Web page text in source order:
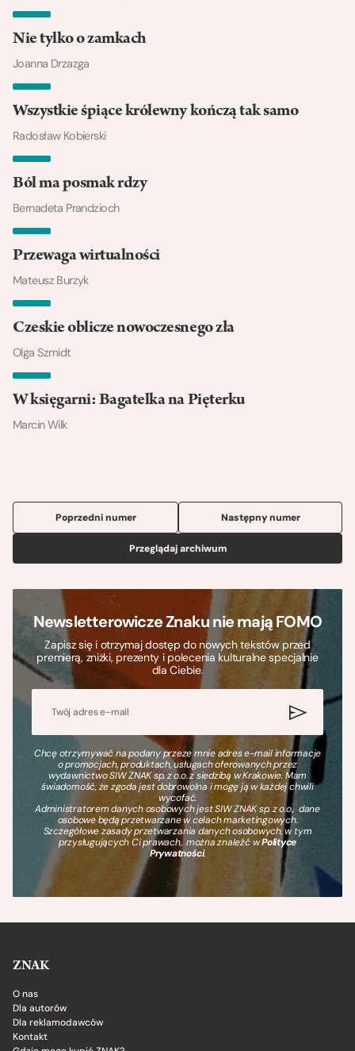
Nie tylko o zamkach
Joanna Drzazga
Wszystkie śpiące królewny kończą tak samo
Radosław Kobierski
Ból ma posmak rdzy
Bernadeta Prandzioch
Przewaga wirtualności
Mateusz Burzyk
Czeskie oblicze nowoczesnego zła
Olga Szmidt
W księgarni: Bagatelka na Pięterku
Marcin Wilk
Poprzedni numer
Przeglądaj archiwum
Następny numer
Newsletterowicze Znaku nie mają FOMO
Zapisz się i otrzymaj dostęp do nowych tekstów przed
premierą, zniżki, prezenty i polecenia kulturalne specjalnie
dla Ciebie.
Chcę otrzymywać na podany przeze mnie adres e-mail informacje
o promocjach, produktach, usługach oferowanych przez
wydawnictwo SIW ZNAK sp. z o.o. z siedzibą w Krakowie. Mam
świadomość, że zgoda jest dobrowolna i mogę ją w każdej chwili
wycofać.
Administratorem danych osobowych jest SIW ZNAK sp. z o.o., dane
osobowe będą przetwarzane w celach marketingowych.
Szczegółowe zasady przetwarzania danych osobowych, w tym
przysługujących Ci prawach, można znaleźć wPolityce
Prywatności.
ZNAK
O nas
Dla autorów
Dla reklamodawców
Kontakt